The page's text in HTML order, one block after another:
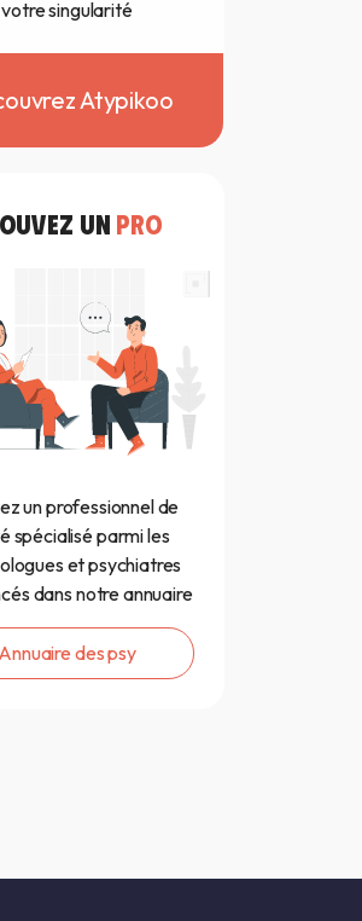
votre singularité
Atypikoo
UN PRO
un professionnel de
spécialisé parmi les
et psychiatres
dans notre annuaire
Annuaire des psy